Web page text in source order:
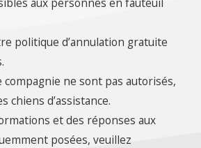
politique d’annulation gratuite
compagnie ne sont pas autorisés,
chiens d’assistance.
et des réponses aux
posées, veuillez